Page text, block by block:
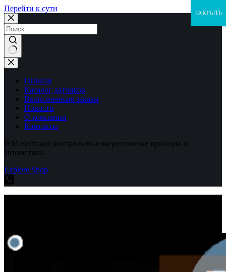
Перейти к сути
Ничего
не
найденоГлавная
Каталог датчиков
Выполненные заказы
Новости
О компании
Контакты
IFM electronic контрольно-измерительные приборы и
автоматика
Explore Shop
ЗАКРЫТЬ